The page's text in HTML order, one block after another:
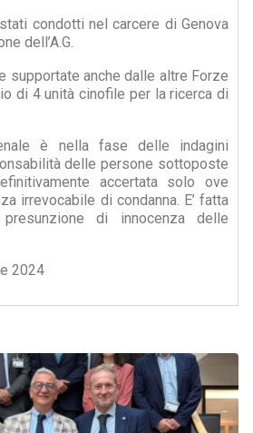
condotti nel carcere di Genova
dell’A.G.
supportate anche dalle altre Forze
di 4 unità cinofile per la ricerca di
è nella fase delle indagini
delle persone sottoposte
accertata solo ove
irrevocabile di condanna. E’ fatta
di innocenza delle
2024